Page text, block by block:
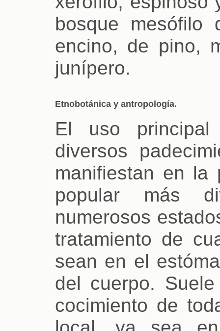
bosque mesófilo
encino, de pino,
junípero.
Etnobotánica y antropología.
El uso
diversos
manifiestan en la
popular más
numerosos
tratamiento de
sean en el
del cuerpo.
cocimiento de